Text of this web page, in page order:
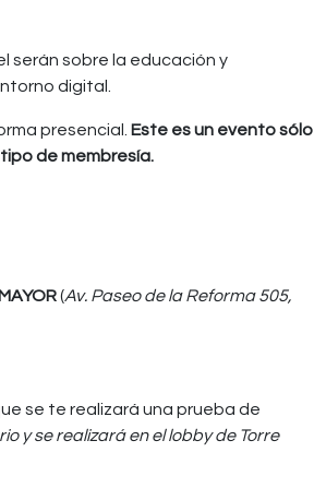
serán sobre la educación y
digital.
presencial. Este es un evento sólo
de membresía.
(Av. Paseo de la Reforma 505,
se te realizará una prueba de
y se realizará en el lobby de Torre